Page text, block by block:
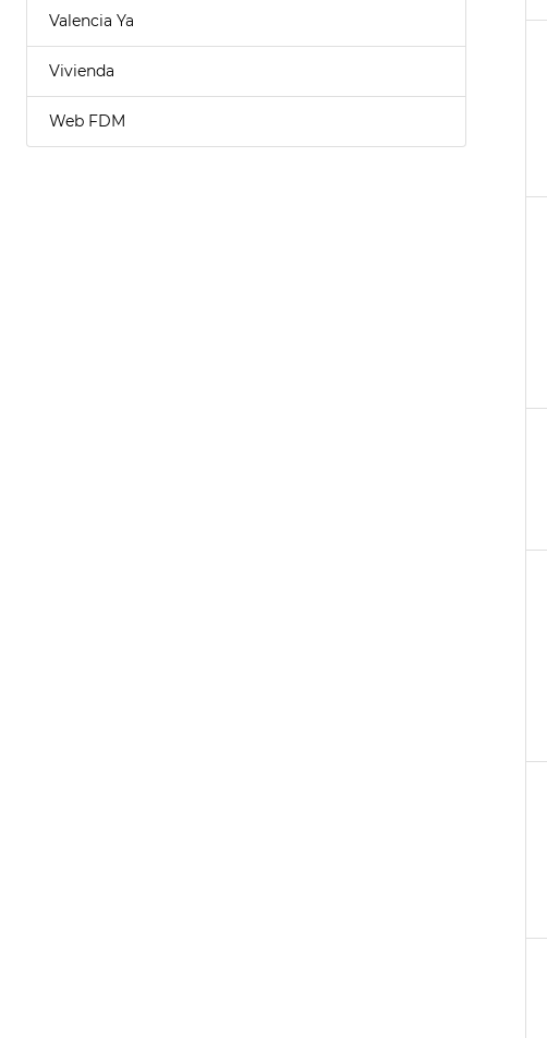
Valencia Ya
Vivienda
Web FDM